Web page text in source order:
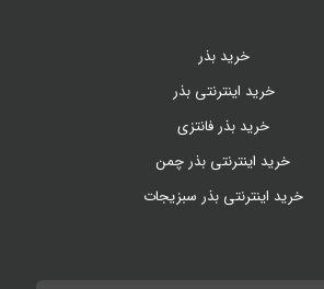
خرید بذر
خرید اینترنتی بذر
خرید بذر فانتزی
خرید اینترنتی بذر چمن
خرید اینترنتی بذر سبزیجات